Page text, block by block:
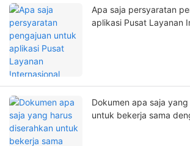
Apa saja persyaratan
aplikasi Pusat Layanan
Dokumen apa saja
untuk bekerja sama